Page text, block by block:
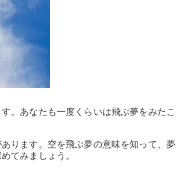
。あなたも一度くらいは飛ぶ夢をみたこ
ります。空を飛ぶ夢の意味を知って、夢
てみましょう。